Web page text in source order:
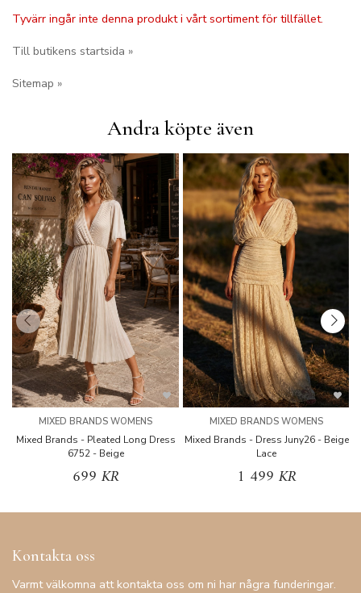
Tyvärr ingår inte denna produkt i vårt sortiment för tillfället.
Till butikens startsida »
Sitemap »
Andra köpte även
MIXED BRANDS WOMENS
Mixed Brands - Pleated Long Dress
6752 - Beige
699 KR
MIXED BRANDS WOMENS
Mixed Brands - Dress Juny26 - Beige
Lace
1 499 KR
Kontakta oss
Varmt välkomna att kontakta oss om ni har några funderingar.